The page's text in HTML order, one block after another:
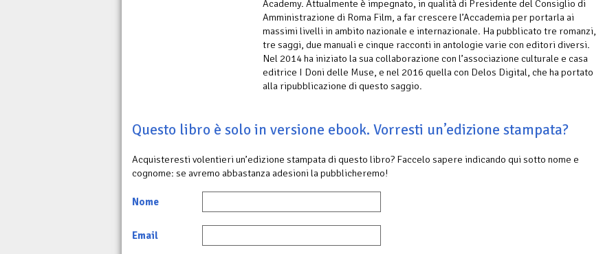
Academy. Attualmente è impegnato, in qualità di Presidente del Consiglio di
Amministrazione di Roma Film, a far crescere l’Accademia per portarla ai
massimi livelli in ambito nazionale e internazionale. Ha pubblicato tre romanzi,
tre saggi, due manuali e cinque racconti in antologie varie con editori diversi.
Nel 2014 ha iniziato la sua collaborazione con l’associazione culturale e casa
editrice I Doni delle Muse, e nel 2016 quella con Delos Digital, che ha portato
alla ripubblicazione di questo saggio.
Questo libro è solo in versione ebook. Vorresti un’edizione stampata?
Acquisteresti volentieri un’edizione stampata di questo libro? Faccelo sapere indicando qui sotto nome e
cognome: se avremo abbastanza adesioni la pubblicheremo!
Nome
Email